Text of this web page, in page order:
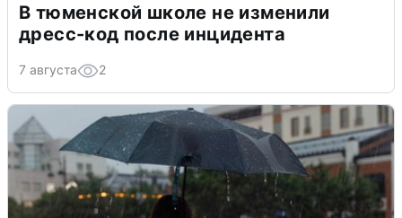
В тюменской школе не изменили
дресс-код после инцидента
7 августа 2